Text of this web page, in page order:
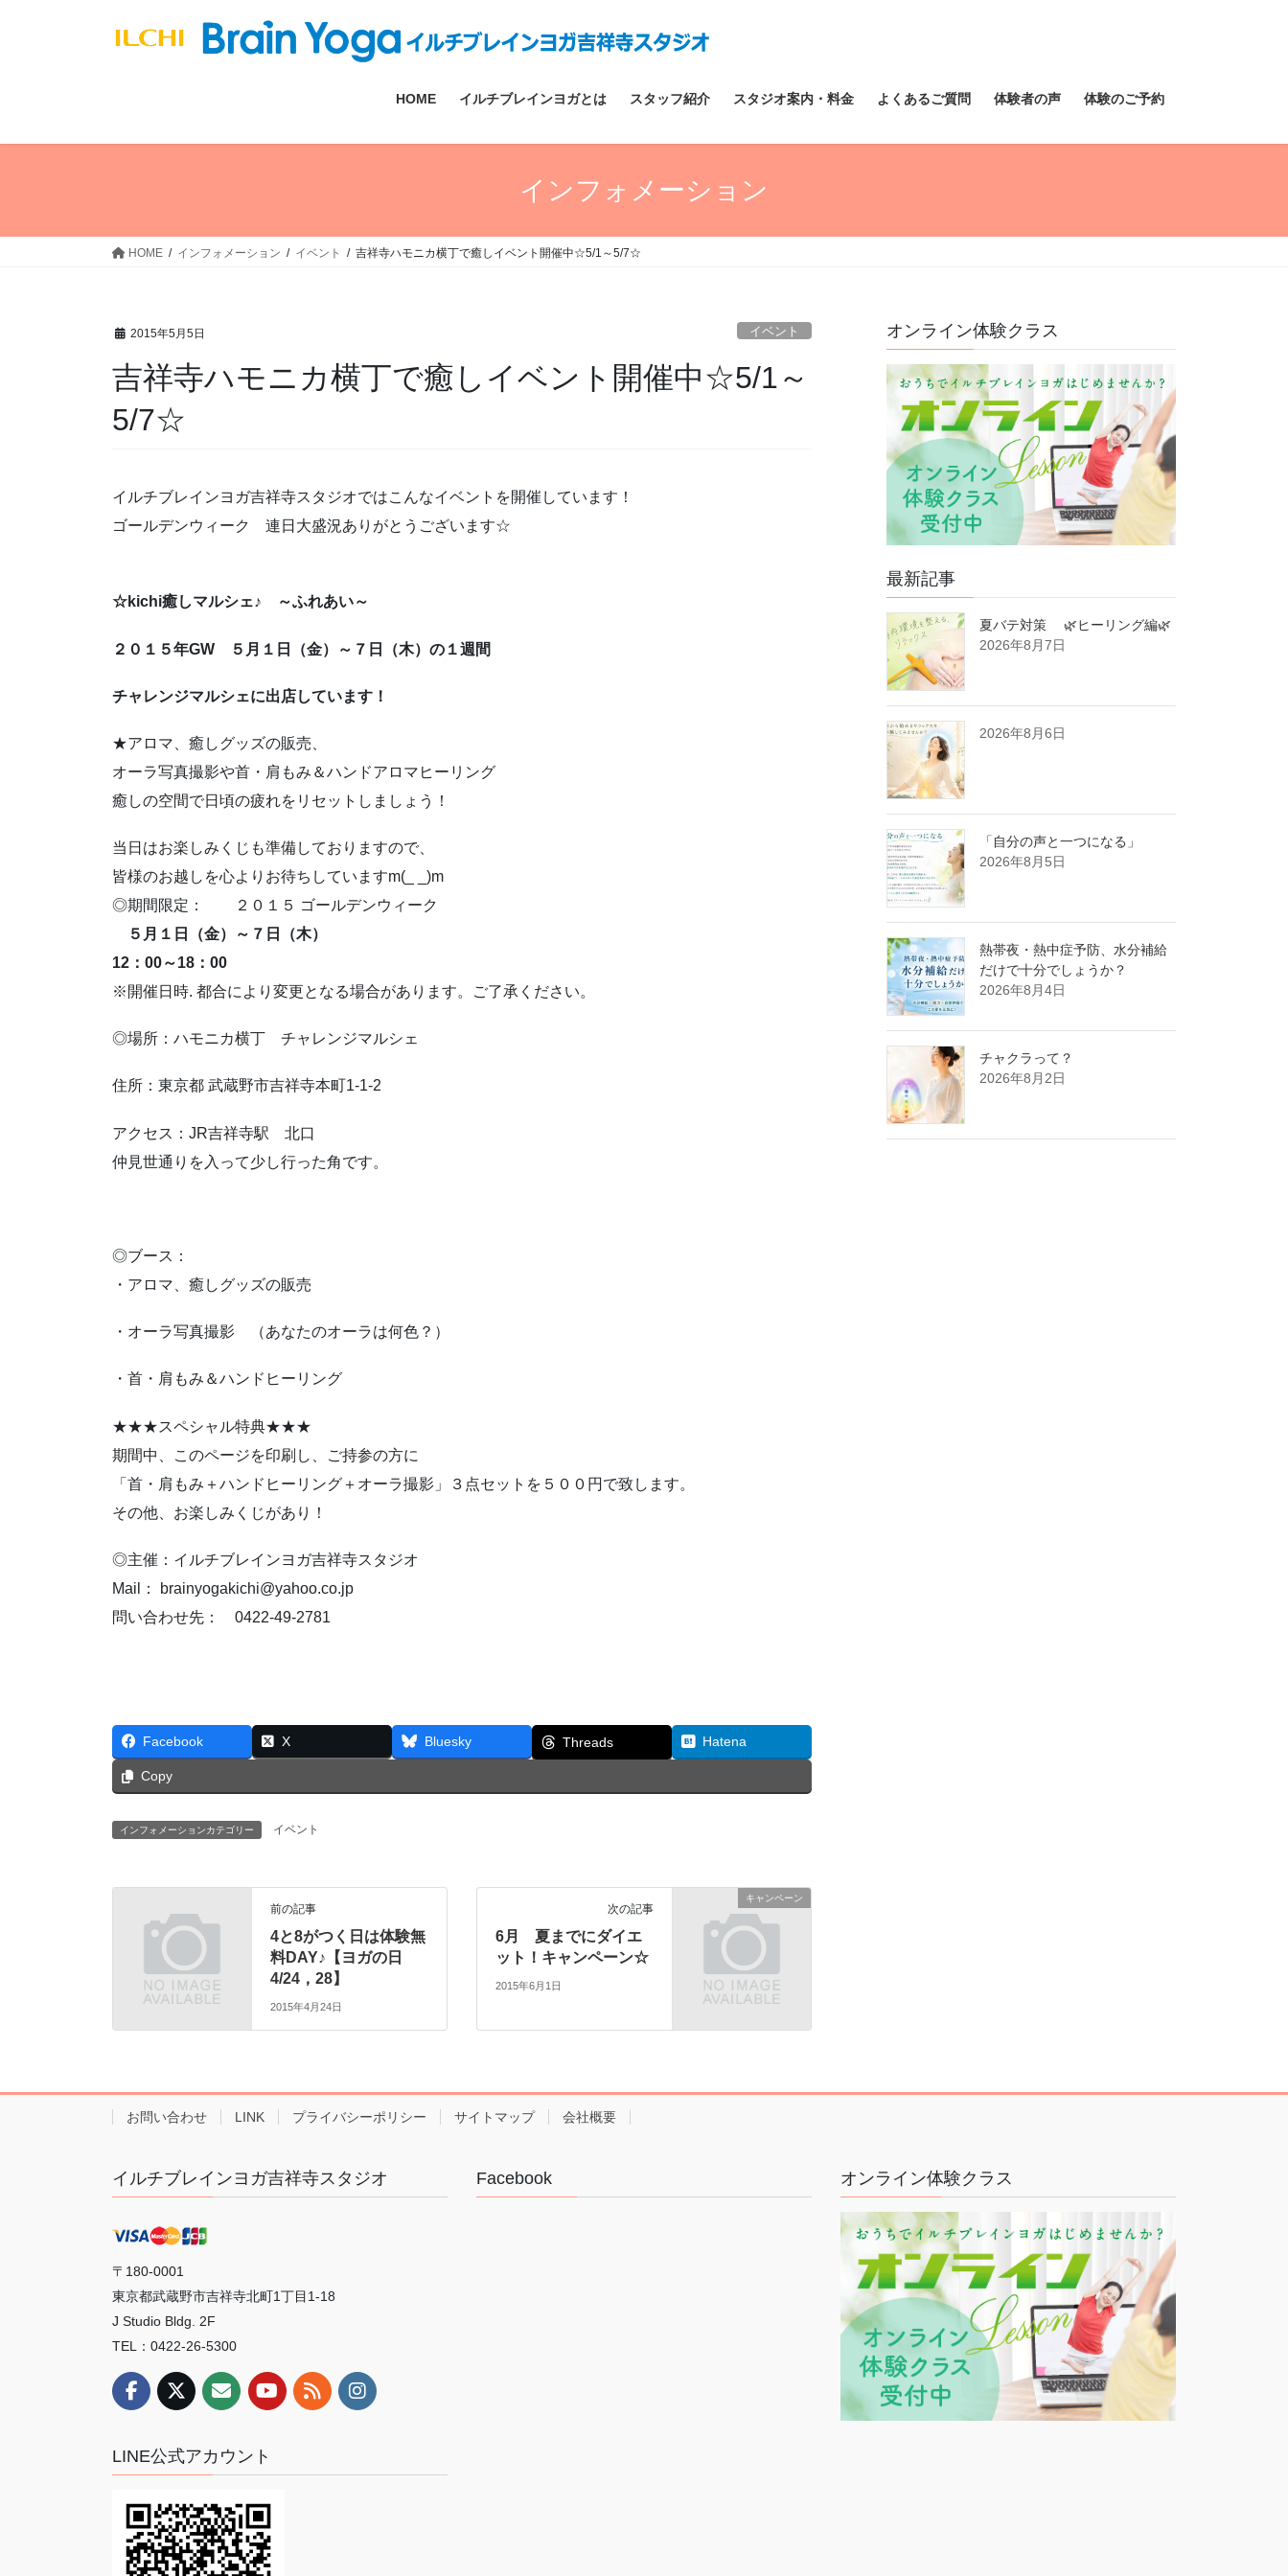
ス
ン
HOME イルチブレインヨガとは スタッフ紹介 スタジオ案内・料金 よくあるご質問 体験者の声 体験のご予約
インフォメーション
HOME インフォメーション イベント 吉祥寺ハモニカ横丁で癒しイベント開催中☆5/1～5/7☆
2015年5月5日 イベント
吉祥寺ハモニカ横丁で癒しイベント開催中☆5/1～
5/7☆
イルチブレインヨガ吉祥寺スタジオではこんなイベントを開催しています！
ゴールデンウィーク 連日大盛況ありがとうございます☆
☆kichi癒しマルシェ♪ ～ふれあい～
２０１５年GW ５月１日（金）～７日（木）の１週間
チャレンジマルシェに出店しています！
★アロマ、癒しグッズの販売、
オーラ写真撮影や首・肩もみ＆ハンドアロマヒーリング
癒しの空間で日頃の疲れをリセットしましょう！
当日はお楽しみくじも準備しておりますので、
皆様のお越しを心よりお待ちしていますm(_ _)m
◎期間限定： ２０１５ ゴールデンウィーク
５月１日（金）～７日（木）
12：00～18：00
※開催日時. 都合により変更となる場合があります。ご了承ください。
◎場所：ハモニカ横丁 チャレンジマルシェ
住所：東京都 武蔵野市吉祥寺本町1-1-2
アクセス：JR吉祥寺駅 北口
仲見世通りを入って少し行った角です。
◎ブース：
・アロマ、癒しグッズの販売
・オーラ写真撮影 （あなたのオーラは何色？）
・首・肩もみ＆ハンドヒーリング
★★★スペシャル特典★★★
期間中、このページを印刷し、ご持参の方に
「首・肩もみ＋ハンドヒーリング＋オーラ撮影」３点セットを５００円で致します。
その他、お楽しみくじがあり！
◎主催：イルチブレインヨガ吉祥寺スタジオ
Mail： brainyogakichi@yahoo.co.jp
問い合わせ先： 0422-49-2781
Facebook X Bluesky Threads Hatena
Copy
インフォメーションカテゴリー イベント
前の記事
4と8がつく日は体験無
料DAY♪【ヨガの日
4/24，28】
2015年4月24日
キャンペーン
次の記事
6月 夏までにダイエ
ット！キャンペーン☆
2015年6月1日
オンライン体験クラス
最新記事
夏バテ対策 🌿ヒーリング編🌿
2026年8月7日
2026年8月6日
「自分の声と一つになる」
2026年8月5日
熱帯夜・熱中症予防、水分補給
だけで十分でしょうか？
2026年8月4日
チャクラって？
2026年8月2日
お問い合わせ LINK プライバシーポリシー サイトマップ 会社概要
イルチブレインヨガ吉祥寺スタジオ
〒180-0001
東京都武蔵野市吉祥寺北町1丁目1-18
J Studio Bldg. 2F
TEL：0422-26-5300
LINE公式アカウント
Facebook オンライン体験クラス